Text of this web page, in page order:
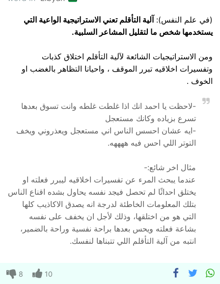
(في علم النفس): آلية التأقلم تعني الاستراتيجية الواعية التي
يستخدمها شخص ما لتقليل المشاعر السلبية.
ومن الاستراتيجيات الشائعة لآلية التأقلم اختلاق كذبات
وتفسيرات اخلاقيه تبرر الموقف ، واحيانا التظاهر بالغضب او
الخوف .
-لاحظت يا احمد انك اذا غلطت غلطه وانت تسوق بعدها
تسرع بزياده وكانك مستعجل
-ايه عشان احسس الناس اني مستعجل ويعذروني ويخف
التوتر اللي احس فيه ههههه.
مثال اخر شائع:-
عندما يبحث المرء عن تفسيرات اخلاقيه ليبرر فعلته او
يختلق احداثًا لم تحصل فيجد نفسه يحاول بشده اقناع الناس
بتلك المعلومات الخاطئة لدرجة انه يصدق الاكاذيب كلها
التي هو من اختلقها، وذلك لأجل ان يخفف على نفسه
بشاعة فعلته ويحس بعدها براحة نفسية وراحة بالضمير،
انتبه من آلية التأقلم اللي تتبناها لنفسك.
8
10